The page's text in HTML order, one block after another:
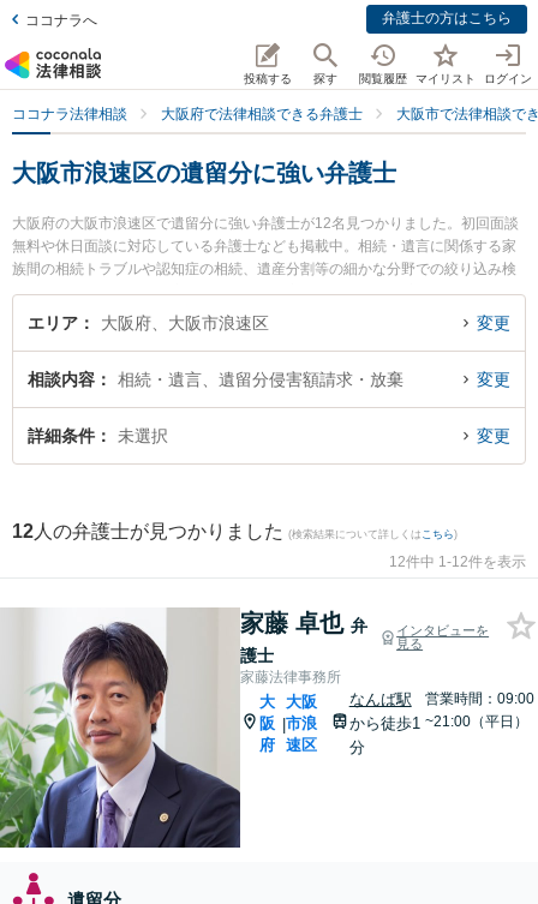
ココナラへ 弁護士の方はこちら
投稿する 探す 閲覧履歴 マイリスト ログイン
ココナラ法律相談 大阪府で法律相談できる弁護士 大阪市で法律相談で
大阪市浪速区の遺留分に強い弁護士
大阪府の大阪市浪速区で遺留分に強い弁護士が12名見つかりました。初回面談
無料や休日面談に対応している弁護士なども掲載中。相続・遺言に関係する家
族間の相続トラブルや認知症の相続、遺産分割等の細かな分野での絞り込み検
索もでき便利です。特に家藤法律事務所の家藤 卓也弁護士や家藤法律事務所の
谷 麻紗子弁護士、弁護士法人法律事務所ロイヤーズ・ハイの田中 今日太弁護士
い』『遺留分のトラブル解決の実績豊富な近くの弁護士を検索したい』『初回
相談無料で遺留分を法律相談できる大阪市浪速区内の弁護士に相談予約した
い』などでお困りの相談者さんにおすすめです。
エリア 大阪府、大阪市浪速区 変更
相談内容 相続・遺言、遺留分侵害額請求・放棄 変更
詳細条件 未選択 変更
12 人の弁護士が見つかりました (検索結果について詳しくは こちら)
12件中 1-12件を表示
家藤 卓也 弁
護士
インタビューを
見る
家藤法律事務所
大
阪
府
|
大阪
市浪
速区
なんば駅
から徒歩1
分
営業時間：09:00
~21:00（平日）
遺留分